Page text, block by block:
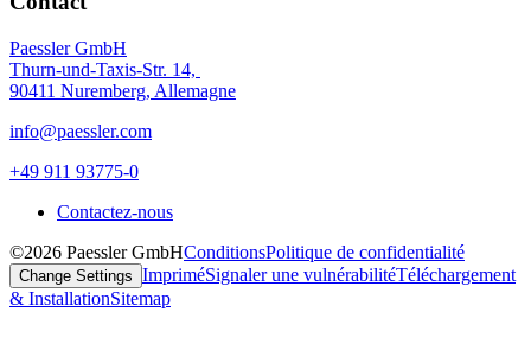
Paessler GmbH
Thurn-und-Taxis-Str. 14,
90411 Nuremberg, Allemagne
info@paessler.com
+49 911 93775-0
Contactez-nous
©2026 Paessler GmbHConditionsPolitique de confidentialité
Change Settings ImpriméSignaler une vulnérabilitéTéléchargement
& InstallationSitemap